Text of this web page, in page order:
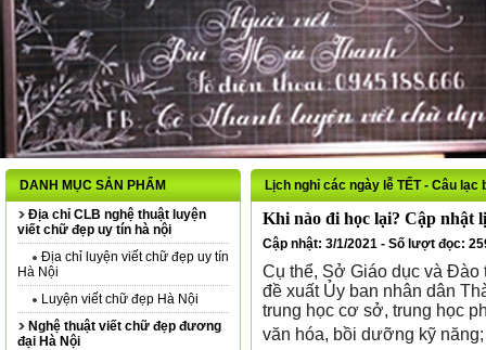
DANH MỤC SẢN PHẨM
Địa chỉ CLB nghệ thuật luyện
viết chữ đẹp uy tín hà nội
Địa chỉ luyện viết chữ đẹp uy tín
Hà Nội
Luyện viết chữ đẹp Hà Nội
Nghệ thuật viết chữ đẹp đương
đại Hà Nội
Lịch nghỉ các ngày lễ TẾT - Câu
Khi nào đi học lại? Cập nhật
Cập nhật: 3/1/2021 - Số lượt đọc:
Cụ thể, Sở Giáo dục và Đào
đề xuất Ủy ban nhân dân
trung học cơ sở, trung học
văn hóa, bồi dưỡng kỹ